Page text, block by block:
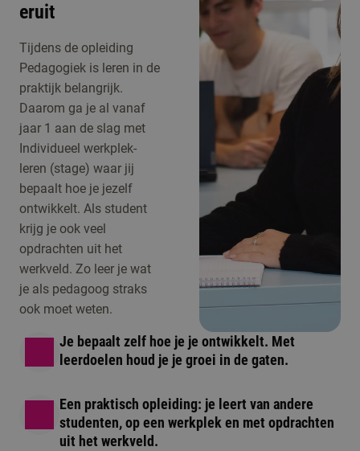
eruit
Tijdens de opleiding
Pedagogiek is leren in de
praktijk belangrijk.
Daarom ga je al vanaf
jaar 1 aan de slag met
Individueel werkplek-
leren (stage) waar jij
bepaalt hoe je jezelf
ontwikkelt. Als student
krijg je ook veel
opdrachten uit het
werkveld. Zo leer je wat
je als pedagoog straks
ook moet weten.
Je bepaalt zelf hoe je je ontwikkelt. Met
leerdoelen houd je je groei in de gaten.
Een praktisch opleiding: je leert van andere
studenten, op een werkplek en met opdrachten
uit het werkveld.